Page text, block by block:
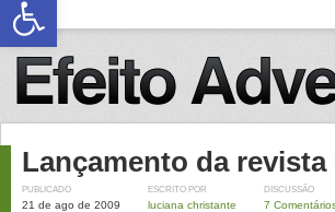
Lançamento da
PUBLICADO
21 de ago de 2009
ESCRITO POR
luciana christante
DISCUSSÃO
7